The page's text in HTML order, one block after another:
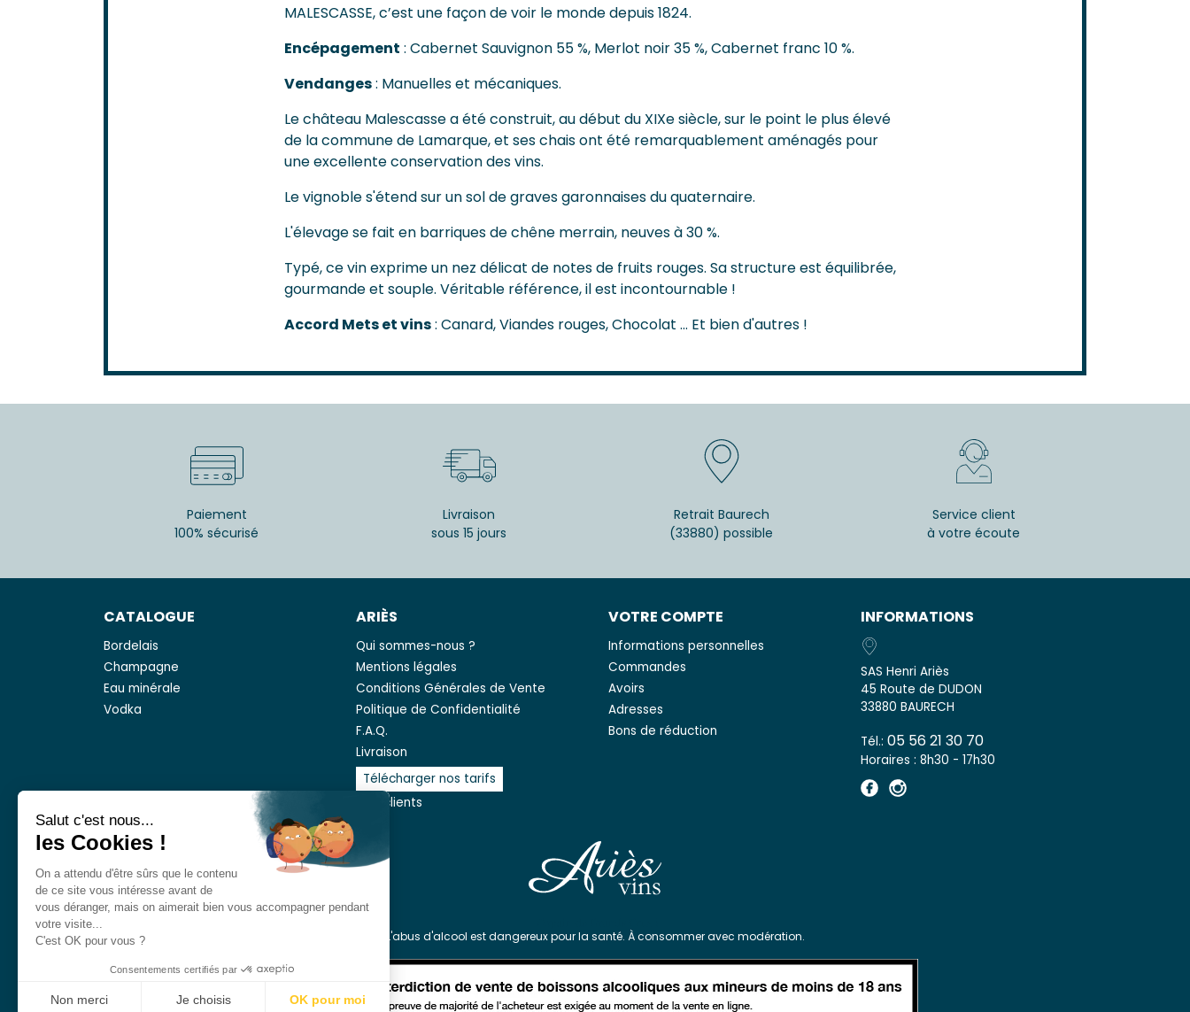
MALESCASSE, c’est une façon de voir le monde depuis 1824.
Encépagement : Cabernet Sauvignon 55 %, Merlot noir 35 %, Cabernet franc 10 %.
Vendanges: Manuelles et mécaniques.
Le château Malescasse a été construit, au début du XIXe siècle, sur le point le plus élevé
de la commune de Lamarque, et ses chais ont été remarquablement aménagés pour
une excellente conservation des vins.
Le vignoble s'étend sur un sol de graves garonnaises du quaternaire.
L'élevage se fait en barriques de chêne merrain, neuves à 30 %.
Typé, ce vin exprime un nez délicat de notes de fruits rouges. Sa structure est équilibrée,
gourmande et souple. Véritable référence, il est incontournable !
Accord Mets et vins: Canard, Viandes rouges, Chocolat ... Et bien d'autres !
Paiement
100% sécurisé
Livraison
sous 15 jours
Retrait Baurech
(33880) possible
Service client
à votre écoute
CATALOGUE
Bordelais
Champagne
Eau minérale
Vodka
ARIÈS
Qui sommes-nous ?
Mentions légales
Conditions Générales de Vente
Politique de Confidentialité
F.A.Q.
Livraison
Télécharger nos tarifs
Avis clients
VOTRE COMPTE
Informations personnelles
Commandes
Avoirs
Adresses
Bons de réduction
INFORMATIONS
SAS Henri Ariès
45 Route de DUDON
33880 BAURECH
Tél.: 05 56 21 30 70
Horaires : 8h30 - 17h30
L'abus d'alcool est dangereux pour la santé. À consommer avec modération.
Salut c'est nous...
les Cookies !
On a attendu d'être sûrs que le contenu
de ce site vous intéresse avant de
vous déranger, mais on aimerait bien vous accompagner pendant
votre visite...
C'est OK pour vous ?
Consentements certifiés par
Non merci Je choisis OK pour moi